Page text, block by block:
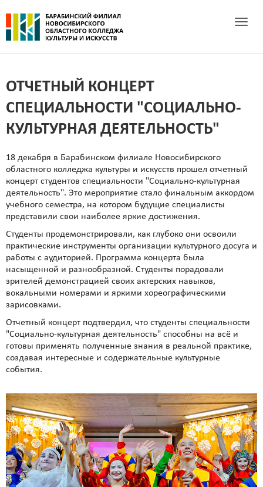
Toggle
ОТЧЕТНЫЙ КОНЦЕРТ
СПЕЦИАЛЬНОСТИ "СОЦИАЛЬНО-
КУЛЬТУРНАЯ ДЕЯТЕЛЬНОСТЬ"
18 декабря в Барабинском филиале Новосибирского
областного колледжа культуры и искусств прошел отчетный
концерт студентов специальности "Социально-культурная
деятельность". Это мероприятие стало финальным аккордом
учебного семестра, на котором будущие специалисты
представили свои наиболее яркие достижения.
Студенты продемонстрировали, как глубоко они освоили
практические инструменты организации культурного досуга и
работы с аудиторией. Программа концерта была
насыщенной и разнообразной. Студенты порадовали
зрителей демонстрацией своих актерских навыков,
вокальными номерами и яркими хореографическими
зарисовками.
Отчетный концерт подтвердил, что студенты специальности
"Социально-культурная деятельность" способны на всё и
готовы применять полученные знания в реальной практике,
создавая интересные и содержательные культурные
события.